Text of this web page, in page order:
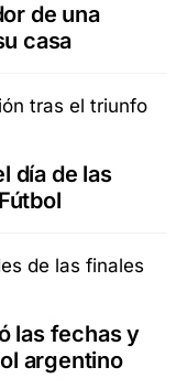
de una
casa
día de las
las fechas y
argentino